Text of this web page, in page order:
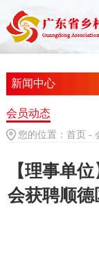
新闻中心
会员动态
您的位置： 首页 -
【理事单
会获聘顺